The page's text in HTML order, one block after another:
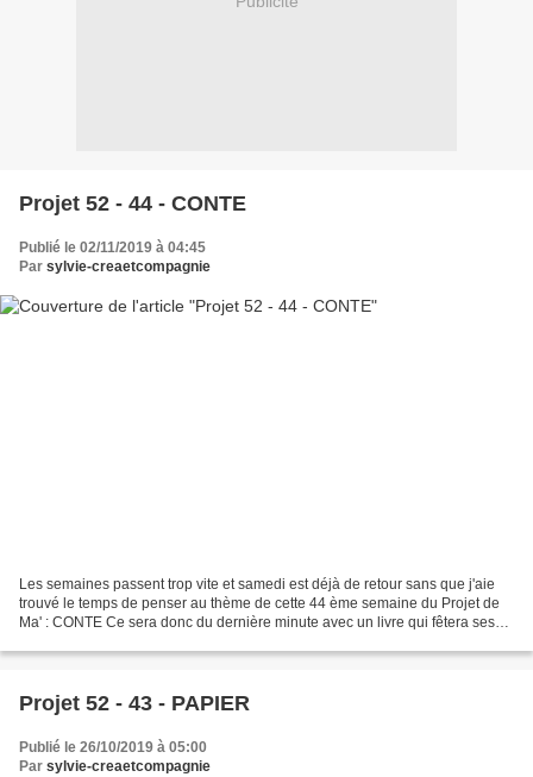
Projet 52 - 44 - CONTE
Publié le 02/11/2019 à 04:45
Par sylvie-creaetcompagnie
Les semaines passent trop vite et samedi est déjà de retour sans que j'aie
trouvé le temps de penser au thème de cette 44 ème semaine du Projet de
Ma' : CONTE Ce sera donc du dernière minute avec un livre qui fêtera ses
Projet 52 - 43 - PAPIER
Publié le 26/10/2019 à 05:00
Par sylvie-creaetcompagnie